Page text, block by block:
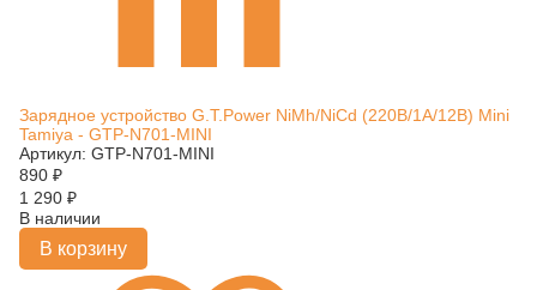
Зарядное устройство G.T.Power NiMh/NiCd (220В/1A/12В) Mini
Tamiya - GTP-N701-MINI
Артикул: GTP-N701-MINI
890 ₽
1 290 ₽
В наличии
В корзину